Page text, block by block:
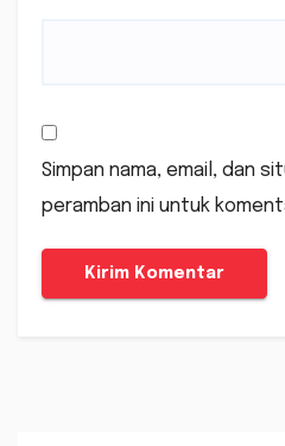
Simpan nama, email, dan
peramban ini untuk